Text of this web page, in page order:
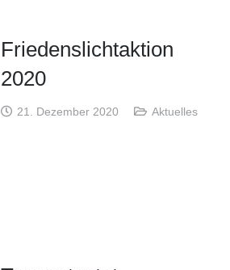
Friedenslichtaktion
2020
21. Dezember 2020 Aktuelles